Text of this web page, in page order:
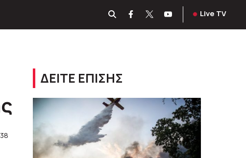
Live TV
ΔΕΙΤΕ ΕΠΙΣΗΣ